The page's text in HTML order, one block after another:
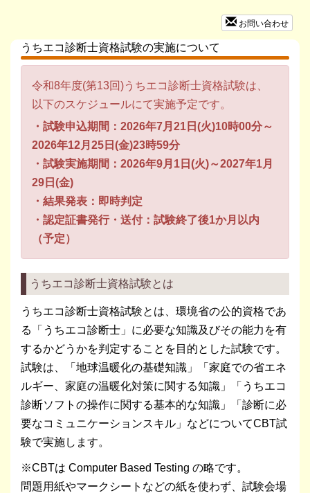
お問い合わせ
うちエコ診断士資格試験の実施について
令和8年度(第13回)うちエコ診断士資格試験は、
以下のスケジュールにて実施予定です。
・試験申込期間：2026年7月21日(火)10時00分～
2026年12月25日(金)23時59分
・試験実施期間：2026年9月1日(火)～2027年1月
29日(金)
・結果発表：即時判定
・認定証書発行・送付：試験終了後1か月以内
（予定）
うちエコ診断士資格試験とは
うちエコ診断士資格試験とは、環境省の公的資格であ
る「うちエコ診断士」に必要な知識及びその能力を有
するかどうかを判定することを目的とした試験です。
試験は、「地球温暖化の基礎知識」「家庭での省エネ
ルギー、家庭の温暖化対策に関する知識」「うちエコ
診断ソフトの操作に関する基本的な知識」「診断に必
要なコミュニケーションスキル」などについてCBT試
験で実施します。
※CBTは Computer Based Testing の略です。
問題用紙やマークシートなどの紙を使わず、試験会場